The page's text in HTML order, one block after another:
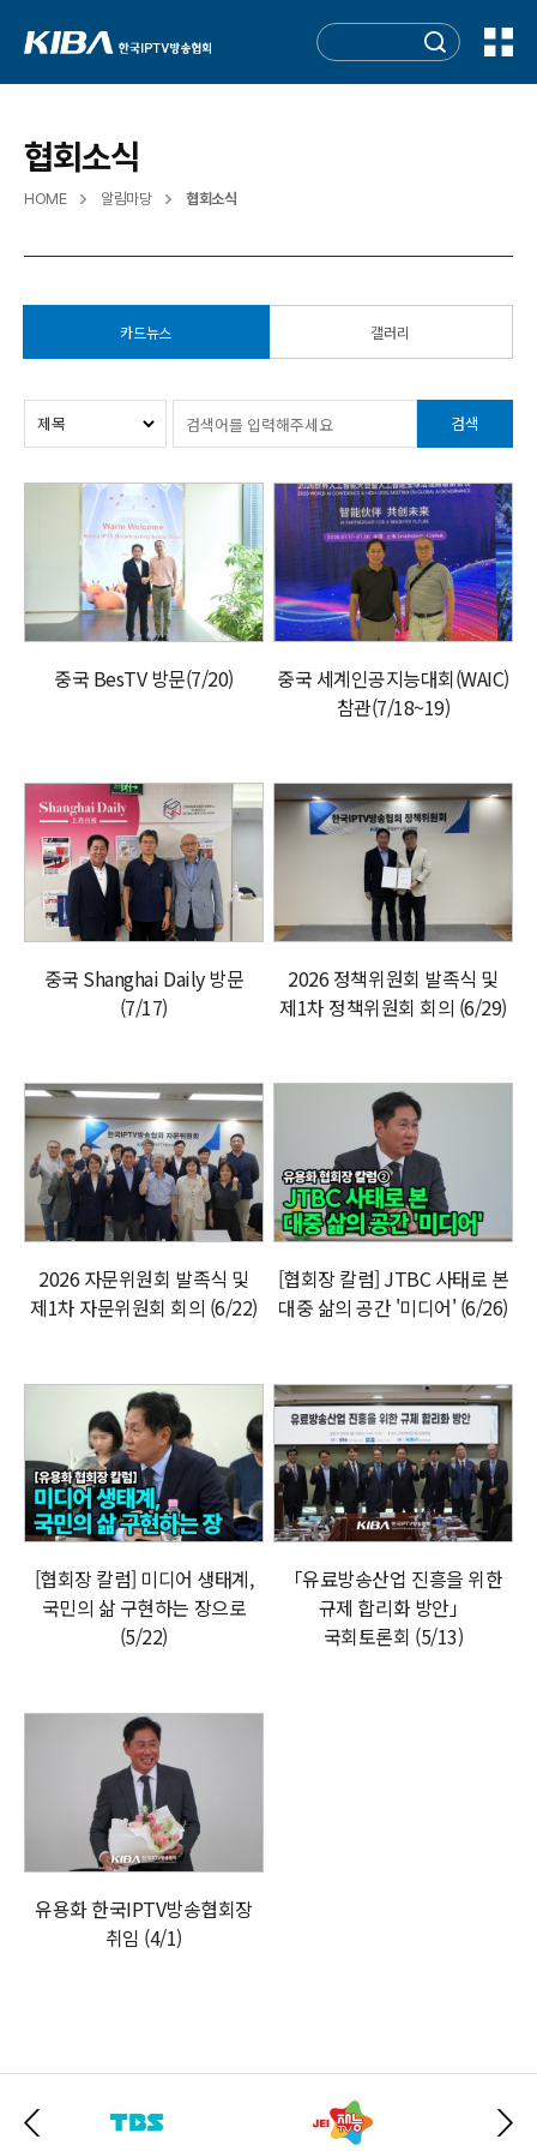
협회소식
HOME 알림마당 협회소식
카드뉴스 갤러리
검색
중국 BesTV 방문(7/20)
중국 세계인공지능대회(WAIC)
참관(7/18~19)
중국 Shanghai Daily 방문
(7/17)
2026 정책위원회 발족식 및
제1차 정책위원회 회의 (6/29)
2026 자문위원회 발족식 및
제1차 자문위원회 회의 (6/22)
[협회장 칼럼] JTBC 사태로 본
대중 삶의 공간 '미디어' (6/26)
[협회장 칼럼] 미디어 생태계,
국민의 삶 구현하는 장으로
(5/22)
「유료방송산업 진흥을 위한
규제 합리화 방안」
국회토론회 (5/13)
유용화 한국IPTV방송협회장
취임 (4/1)